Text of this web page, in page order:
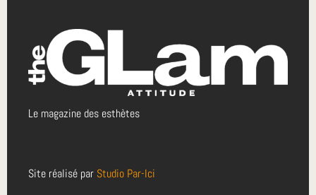
Le magazine des esthètes
Site réalisé par Studio Par-Ici